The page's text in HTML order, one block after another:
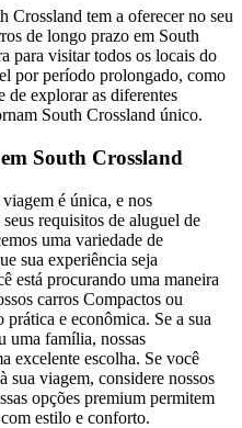
Crossland tem a oferecer no seu
de longo prazo em South
para visitar todos os locais do
por período prolongado, como
de explorar as diferentes
South Crossland único.
South Crossland
é única, e nos
requisitos de aluguel de
uma variedade de
sua experiência seja
está procurando uma maneira
carros Compactos ou
e econômica. Se a sua
uma família, nossas
excelente escolha. Se você
sua viagem, considere nossos
opções premium permitem
estilo e conforto.